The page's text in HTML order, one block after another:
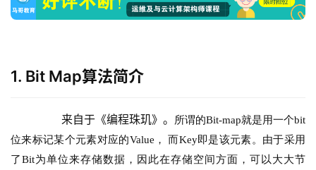
1. Bit Map算法简介
来自于《编程珠玑》。
所谓的Bit-map就是用一个bit
位来标记某个元素对应的Value， 而Key即是该元素。由于采用
了Bit为单位来存储数据，因此在存储空间方面，可以大大节